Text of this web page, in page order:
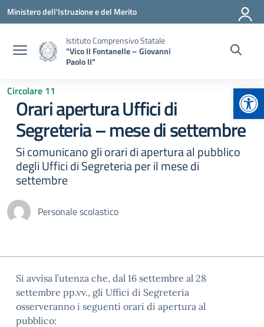
Vai ai contenuti
Vai al menu di navigazione
Vai al footer
Ministero dell'Istruzione e del Merito
Istituto Comprensivo Statale
"Vico II Fontanelle – Giovanni
Paolo II"
Circolare 11
Orari apertura Uffici di
Segreteria – mese di settembre
Si comunicano gli orari di apertura al pubblico
degli Uffici di Segreteria per il mese di
settembre
Personale scolastico
Si avvisa l’utenza che, dal 16 settembre al 28
settembre pp.vv., gli Uffici di Segreteria
osserveranno i seguenti orari di apertura al
pubblico: